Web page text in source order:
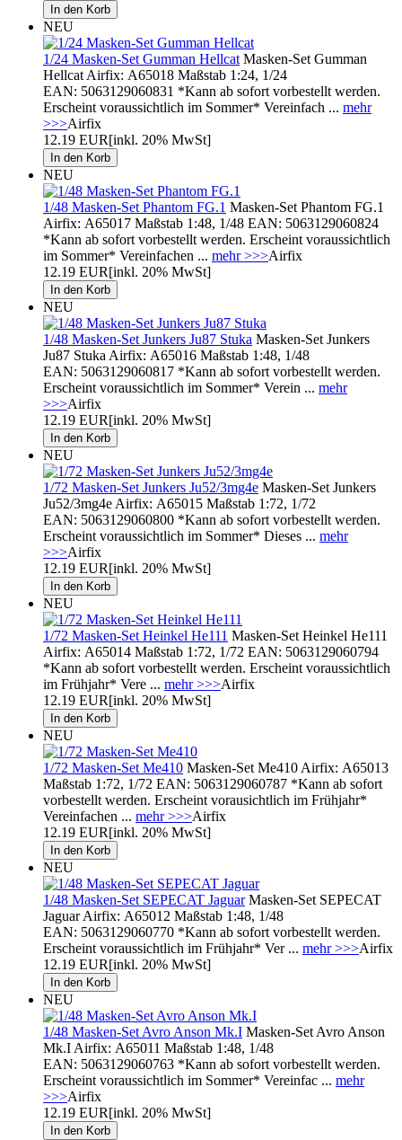
NEU
1/24 Masken-Set Gumman Hellcat Masken-Set Gumman
Hellcat Airfix: A65018 Maßstab 1:24, 1/24
EAN: 5063129060831 *Kann ab sofort vorbestellt werden.
Erscheint voraussichtlich im Sommer* Vereinfach ... mehr
>>>Airfix
12.19 EUR[inkl. 20% MwSt]
NEU
1/48 Masken-Set Phantom FG.1 Masken-Set Phantom FG.1
Airfix: A65017 Maßstab 1:48, 1/48 EAN: 5063129060824
*Kann ab sofort vorbestellt werden. Erscheint voraussichtlich
im Sommer* Vereinfachen ... mehr >>>Airfix
12.19 EUR[inkl. 20% MwSt]
NEU
1/48 Masken-Set Junkers Ju87 Stuka Masken-Set Junkers
Ju87 Stuka Airfix: A65016 Maßstab 1:48, 1/48
EAN: 5063129060817 *Kann ab sofort vorbestellt werden.
Erscheint voraussichtlich im Sommer* Verein ... mehr
>>>Airfix
12.19 EUR[inkl. 20% MwSt]
NEU
1/72 Masken-Set Junkers Ju52/3mg4e Masken-Set Junkers
Ju52/3mg4e Airfix: A65015 Maßstab 1:72, 1/72
EAN: 5063129060800 *Kann ab sofort vorbestellt werden.
Erscheint voraussichtlich im Sommer* Dieses ... mehr
>>>Airfix
12.19 EUR[inkl. 20% MwSt]
NEU
1/72 Masken-Set Heinkel He111 Masken-Set Heinkel He111
Airfix: A65014 Maßstab 1:72, 1/72 EAN: 5063129060794
*Kann ab sofort vorbestellt werden. Erscheint voraussichtlich
im Frühjahr* Vere ... mehr >>>Airfix
12.19 EUR[inkl. 20% MwSt]
NEU
1/72 Masken-Set Me410 Masken-Set Me410 Airfix: A65013
Maßstab 1:72, 1/72 EAN: 5063129060787 *Kann ab sofort
vorbestellt werden. Erscheint vorausichtlich im Frühjahr*
Vereinfachen ... mehr >>>Airfix
12.19 EUR[inkl. 20% MwSt]
NEU
1/48 Masken-Set SEPECAT JaguarMasken-Set SEPECAT
Jaguar Airfix: A65012 Maßstab 1:48, 1/48
EAN: 5063129060770 *Kann ab sofort vorbestellt werden.
Erscheint voraussichtlich im Frühjahr* Ver ... mehr >>>Airfix
12.19 EUR[inkl. 20% MwSt]
NEU
1/48 Masken-Set Avro Anson Mk.I Masken-Set Avro Anson
Mk.I Airfix: A65011 Maßstab 1:48, 1/48
EAN: 5063129060763 *Kann ab sofort vorbestellt werden.
Erscheint voraussichtlich im Sommer* Vereinfac ... mehr
>>>Airfix
12.19 EUR[inkl. 20% MwSt]